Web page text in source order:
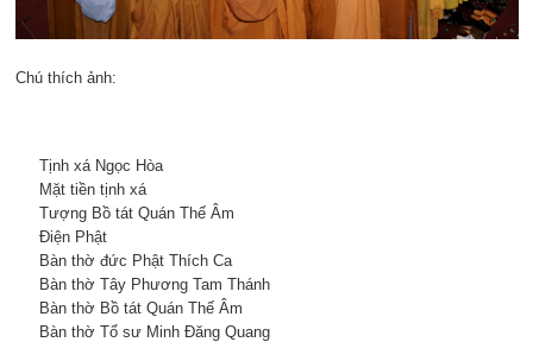
Chú thích ảnh:
Tịnh xá Ngọc Hòa
Mặt tiền tịnh xá
Tượng Bồ tát Quán Thế Âm
Điện Phật
Bàn thờ đức Phật Thích Ca
Bàn thờ Tây Phương Tam Thánh
Bàn thờ Bồ tát Quán Thế Âm
Bàn thờ Tổ sư Minh Đăng Quang